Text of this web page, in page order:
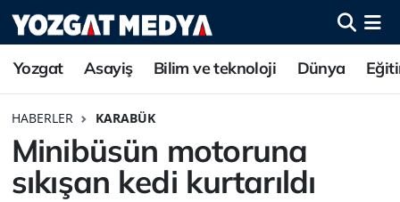
Yozgat Asayiş Bilim ve teknoloji Dünya
HABERLER KARABÜK
Minibüsün motoruna
sıkışan kedi kurtarıldı